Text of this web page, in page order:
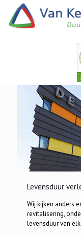
Levensduur
Wij kijken anders
revitalisering,
levensduur van